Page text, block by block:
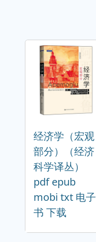
经济学（宏观
部分）（经济
科学译丛）
pdf epub
mobi txt 电子
书 下载